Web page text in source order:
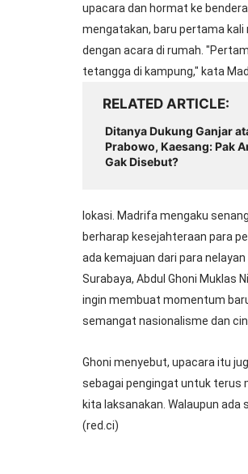
upacara dan hormat ke
mengatakan, baru pertama kali
dengan acara di rumah.
tetangga di kampung," kata
RELATED ARTICLE
Ditanya Dukung Ganjar
Prabowo, Kaesang: Pak
Gak Disebut?
lokasi. Madrifa mengaku
berharap kesejahteraan para
ada kemajuan dari para
Surabaya, Abdul Ghoni Muklas
ingin membuat momentum
semangat nasionalisme dan
Ghoni menyebut, upacara itu
sebagai pengingat untuk terus
kita laksanakan. Walaupun
(red.ci)